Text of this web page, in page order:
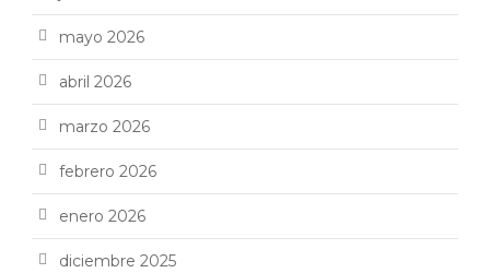
mayo 2026
abril 2026
marzo 2026
febrero 2026
enero 2026
diciembre 2025